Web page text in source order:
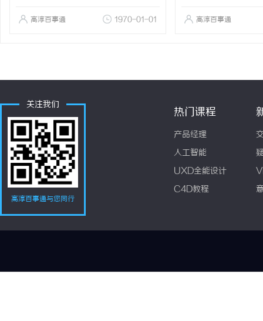
高淳百事通 1970-01-01 高淳百事通
关注我们
高淳百事通与您同行
热门课程
产品经理
人工智能
UXD全能设计
C4D教程